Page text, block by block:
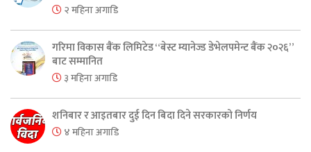
२ महिना अगाडि
गरिमा विकास बैंक लिमिटेड “बेस्ट म्यानेज्ड डेभेलपमेन्ट बैंक २०२६”
बाट सम्मानित
३ महिना अगाडि
शनिबार र आइतबार दुई दिन बिदा दिने सरकारको निर्णय
४ महिना अगाडि